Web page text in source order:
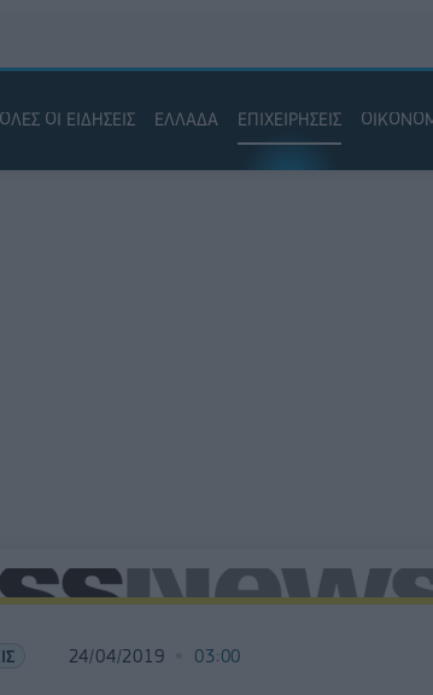
ΟΛΕΣ ΟΙ ΕΙΔΗΣΕΙΣ ΕΛΛΑΔΑ ΕΠΙΧΕΙΡΗΣΕΙΣ
24/04/2019 03:00